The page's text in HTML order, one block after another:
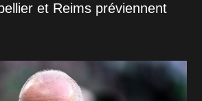
et Reims préviennent